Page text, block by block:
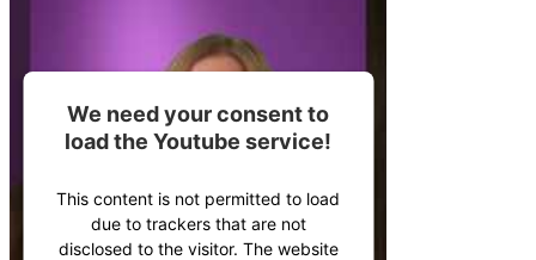
We need your consent to
load the Youtube service!
This content is not permitted to load
due to trackers that are not
disclosed to the visitor. The website